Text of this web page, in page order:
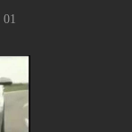
01 كانون الثاني 2013, 12:00 ص